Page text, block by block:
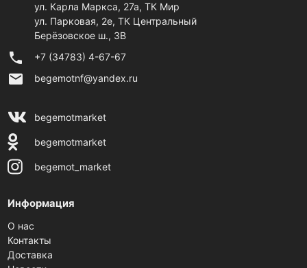
ул. Карла Маркса, 27а, ТК Мир
ул. Парковая, 2е, ТК Центральный
Берёзовское ш., 3В
phone +7 (34783) 4-67-67
email begemotnf@yandex.ru
begemotmarket
begemotmarket
begemot_market
Информация
О нас
Контакты
Доставка